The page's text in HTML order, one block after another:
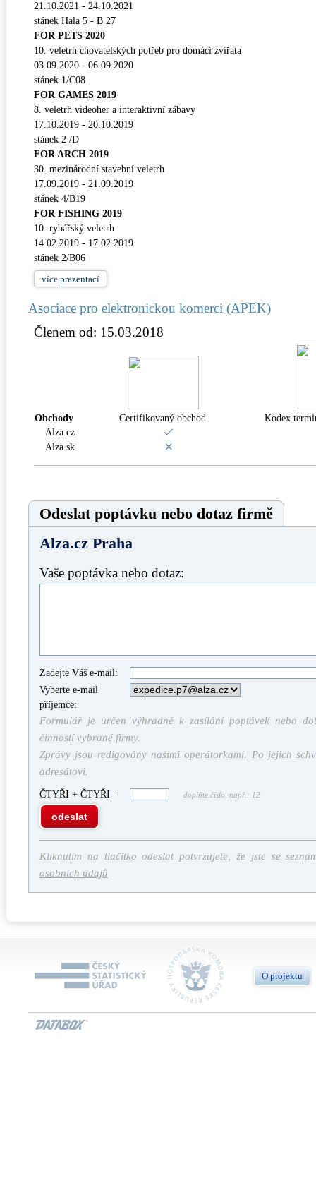
21.10.2021 - 24.10.2021
stánek Hala 5 - B 27
FOR PETS 2020
10. veletrh chovatelských potřeb pro domácí zvířata
03.09.2020 - 06.09.2020
stánek 1/C08
FOR GAMES 2019
8. veletrh videoher a interaktivní zábavy
17.10.2019 - 20.10.2019
stánek 2 /D
FOR ARCH 2019
30. mezinárodní stavební veletrh
17.09.2019 - 21.09.2019
stánek 4/B19
FOR FISHING 2019
10. rybářský veletrh
14.02.2019 - 17.02.2019
stánek 2/B06
více prezentací
Asociace pro elektronickou komerci (APEK)
Členem od: 15.03.2018
Obchody Certifikovaný obchod
Kodex
Alza.cz
Alza.sk
Odeslat poptávku nebo dotaz firmě
Alza.cz Praha
Vaše poptávka nebo dotaz:
Zadejte Váš e-mail:
Vyberte e-mail
příjemce:
Formulář je určen výhradně k zasílání poptávek nebo
činností vybrané firmy.
Zprávy jsou redigovány našimi operátorkami. Po jejich
adresátovi.
ČTYŘI + ČTYŘI = doplňte číslo, např.: 12
odeslat
Kliknutím na tlačítko odeslat potvrzujete, že jste se
osobních údajů
O projektu